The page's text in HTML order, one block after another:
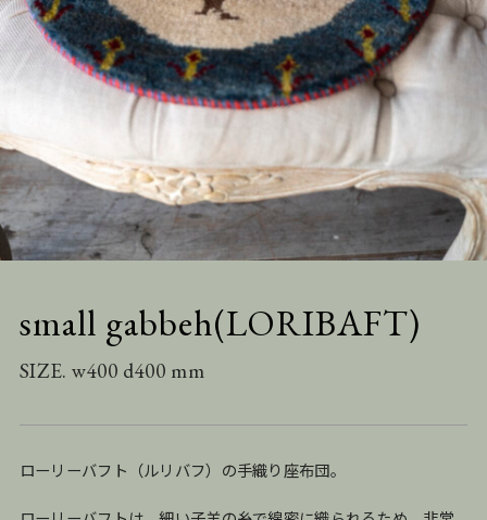
small gabbeh(LORIBAFT)
SIZE. w400 d400 mm
ローリーバフト（ルリバフ）の手織り座布団。